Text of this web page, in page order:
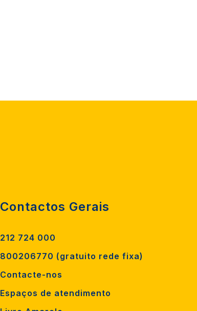
Contactos Gerais
212 724 000
800206770 (gratuito rede fixa)
Contacte-nos
Espaços de atendimento